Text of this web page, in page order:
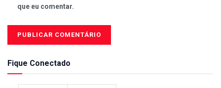
que eu comentar.
Fique Conectado